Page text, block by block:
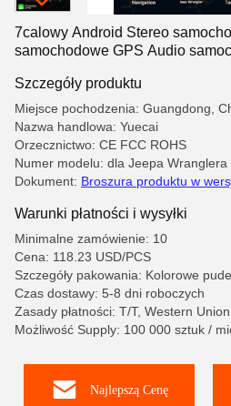
7calowy Android Stereo
samochodowe GPS Audio
Wrangler
Szczegóły produktu
Miejsce pochodzenia: Guangdong,
Nazwa handlowa: Yuecai
Orzecznictwo: CE FCC ROHS
Numer modelu: dla Jeepa Wranglera
Dokument: Broszura produktu w
Warunki płatności i wysyłki
Minimalne zamówienie: 10
Cena: 118.23 USD/PCS
Szczegóły pakowania: Kolorowe
Czas dostawy: 5-8 dni roboczych
Zasady płatności: T/T, Western Union
Możliwość Supply: 100 000 sztuk /
Najlepszą Cenę